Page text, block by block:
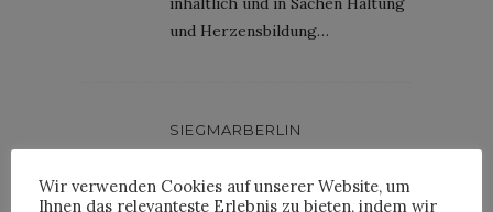
und Herzensbildung…
SIEGMARBERLIN
10. Juni 2011 at 17:47
@ daisydora
Wir verwenden Cookies auf unserer Website, um
Ihnen das relevanteste Erlebnis zu bieten, indem wir